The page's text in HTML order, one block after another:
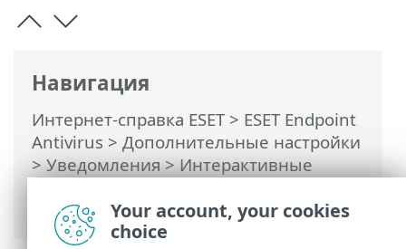
Навигация
Интернет-справка ESET> ESET Endpoint
Antivirus > Дополнительные настройки
>Уведомления>Интерактивные
интерактивных предупреждений
Your account, your cookies
choice